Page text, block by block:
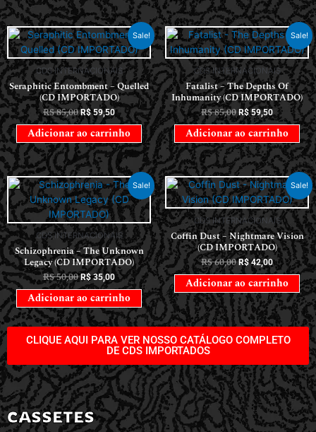
Sale!
CDS INTERNACIONAIS
Seraphitic Entombment – Quelled
(CD IMPORTADO)
R$85,00 R$59,50
Adicionar ao carrinho
Sale!
CDS INTERNACIONAIS
Fatalist – The Depths Of
Inhumanity (CD IMPORTADO)
R$85,00 R$59,50
Adicionar ao carrinho
Sale!
CDS INTERNACIONAIS
Schizophrenia – The Unknown
Legacy (CD IMPORTADO)
R$50,00 R$35,00
Adicionar ao carrinho
Sale!
CDS INTERNACIONAIS
Coffin Dust – Nightmare Vision
(CD IMPORTADO)
R$60,00 R$42,00
Adicionar ao carrinho
CLIQUE AQUI PARA VER NOSSO CATÁLOGO COMPLETO
DE CDS IMPORTADOS
CASSETES